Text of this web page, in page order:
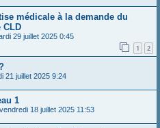
médicale à la demande du
CLD
29 juillet 2025 0:45
1 2
21 juillet 2025 9:24
1
vendredi 18 juillet 2025 11:53